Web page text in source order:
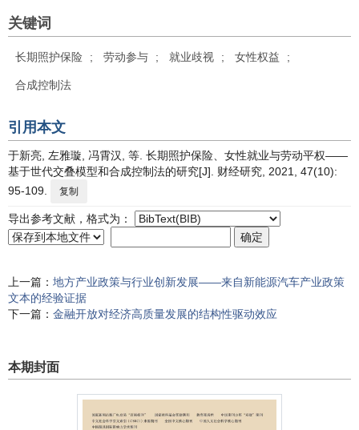
关键词
长期照护保险 ; 劳动参与 ; 就业歧视 ; 女性权益 ;
合成控制法
引用本文
于新亮, 左雅璇, 冯霄汉, 等. 长期照护保险、女性就业与劳动平权——
基于世代交叠模型和合成控制法的研究[J]. 财经研究, 2021, 47(10):
95-109.
复制
导出参考文献，格式为：
上一篇： 地方产业政策与行业创新发展——来自新能源汽车产业政策
文本的经验证据
下一篇： 金融开放对经济高质量发展的结构性驱动效应
本期封面